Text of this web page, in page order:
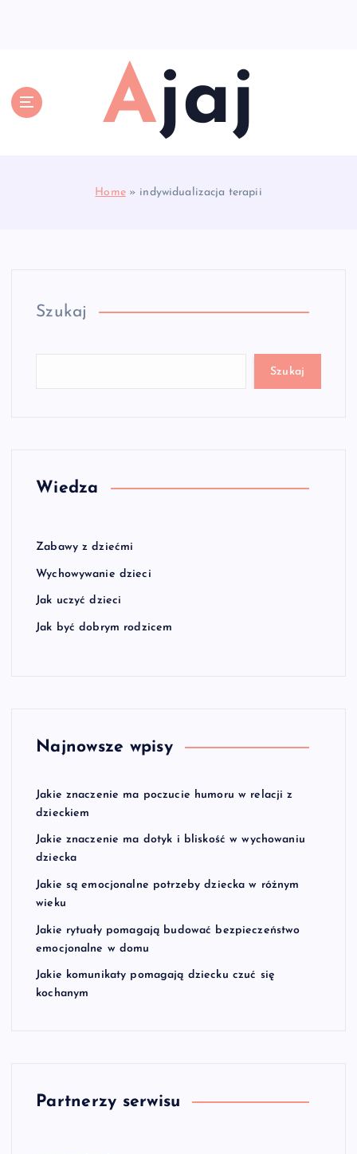
Ajaj
Home» indywidualizacja terapii
Szukaj
Szukaj
Wiedza
Zabawy z dziećmi
Wychowywanie dzieci
Jak uczyć dzieci
Jak być dobrym rodzicem
Najnowsze wpisy
Jakie znaczenie ma poczucie humoru w relacji z
dzieckiem
Jakie znaczenie ma dotyk i bliskość w wychowaniu
dziecka
Jakie są emocjonalne potrzeby dziecka w różnym
wieku
Jakie rytuały pomagają budować bezpieczeństwo
emocjonalne w domu
Jakie komunikaty pomagają dziecku czuć się
kochanym
Partnerzy serwisu